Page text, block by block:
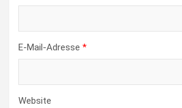
E-Mail-Adresse *
Website